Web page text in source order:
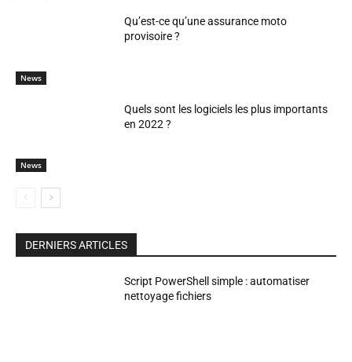
News
Qu’est-ce qu’une assurance moto
provisoire ?
News
Quels sont les logiciels les plus importants
en 2022 ?
DERNIERS ARTICLES
Script PowerShell simple : automatiser
nettoyage fichiers